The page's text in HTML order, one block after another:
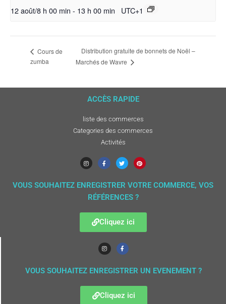
12 août/8 h 00 min - 13 h 00 min UTC+1
Cours de
zumba
Distribution gratuite de bonnets de Noël –
Marchés de Wavre
ACCÈS RAPIDE
liste des commerces
Categories des commerces
Activités
VOUS SOUHAITEZ ENREGISTRER VOTRE COMMERCE, VOS
RÉFÉRENCES ?
Cliquez ici
VOUS SOUHAITEZ ENREGISTRER UN EVENEMENT ?
Cliquez ici